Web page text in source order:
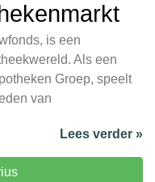
is een
Als een
Groep, speelt
van
Lees verder »